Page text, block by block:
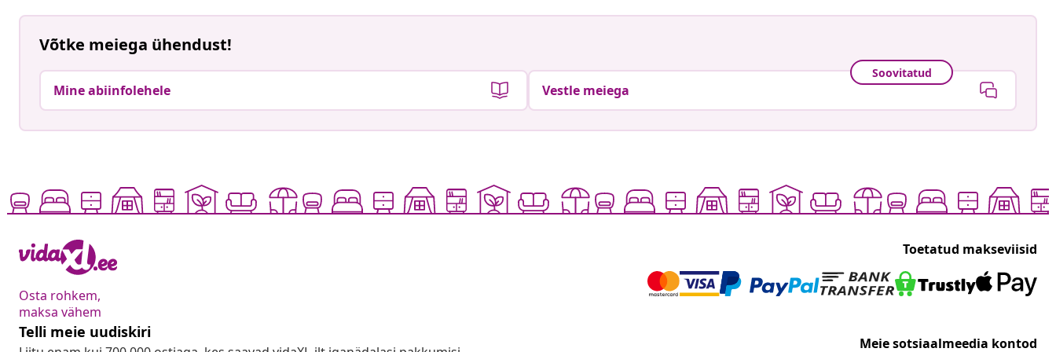
Võtke meiega ühendust!
Mine abiinfolehele
Soovitatud
Vestle meiega
Osta rohkem,
maksa vähem
Toetatud makseviisid
Telli meie uudiskiri
Meie sotsiaalmeedia kontod